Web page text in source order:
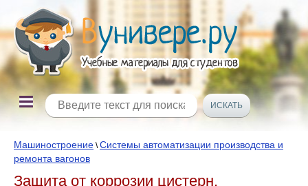
Машиностроение \Системы автоматизации производства и
ремонта вагонов
Защита от коррозии цистерн,